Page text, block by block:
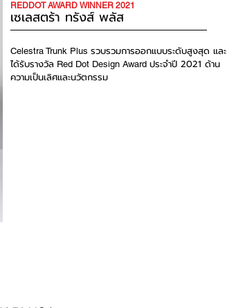
REDDOT AWARD WINNER 2021
เซเลสตร้า ทรังส์ พลัส
Celestra Trunk Plus รวบรวมการออกแบบระดับสูงสุด และ
ได้รับรางวัล Red Dot Design Award ประจำปี 2021 ด้าน
ความเป็นเลิศและนวัตกรรม